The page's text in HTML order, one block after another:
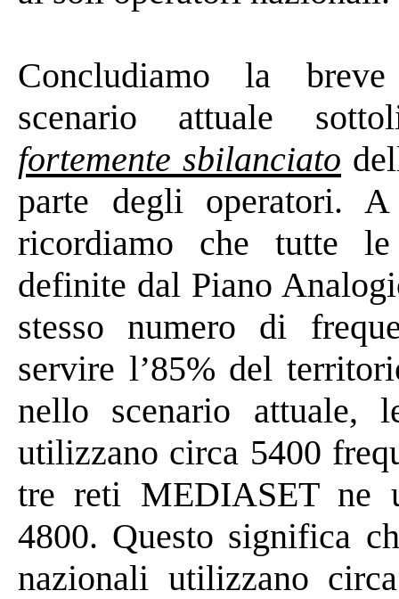
Concludiamo la breve
scenario attuale
fortemente sbilanciato
parte degli operatori.
ricordiamo che tutte
definite dal Piano
stesso numero di
servire l’85% del
nello scenario
utilizzano circa 5400
tre reti MEDIASET ne
4800. Questo significa
nazionali utilizzano